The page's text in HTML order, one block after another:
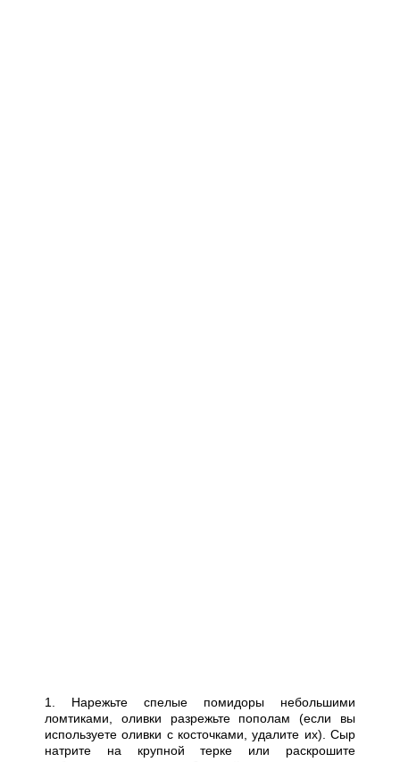
1. Нарежьте спелые помидоры небольшими
ломтиками, оливки разрежьте пополам (если вы
используете оливки с косточками, удалите их). Сыр
натрите на крупной терке или раскрошите